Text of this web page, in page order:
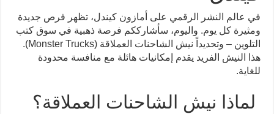
في عالم النشر الرقمي على أمازون كيندل، تظهر فرص جديدة
ومثيرة كل يوم. واليوم، سأشارككم فرصة ذهبية في سوق كتب
التلوين – وتحديداً نيش الشاحنات العملاقة (Monster Trucks).
هذا النيش الفريد يقدم إمكانيات هائلة مع منافسة محدودة
للغاية.
لماذا نيش الشاحنات العملاقة؟